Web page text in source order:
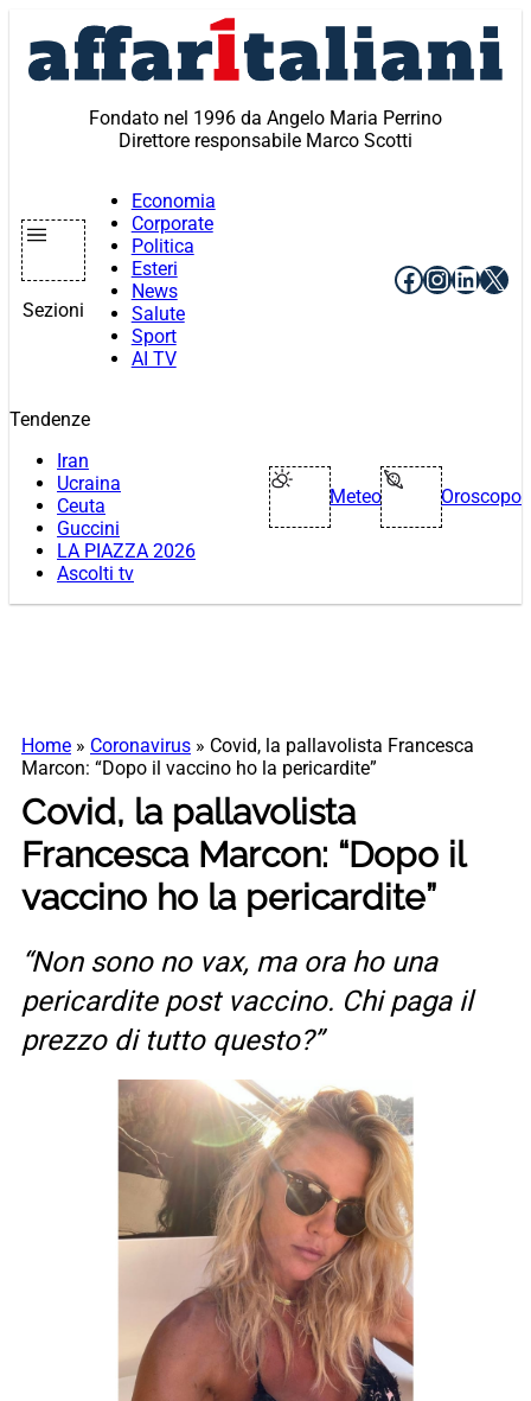
contenuto
Fondato nel 1996 da Angelo Maria Perrino
Direttore responsabile Marco Scotti
Sezioni
Economia
Corporate
Politica
Esteri
News
Salute
Sport
AI TV
Facebook
X
Tendenze
Iran
Ucraina
Ceuta
Guccini
LA PIAZZA 2026
Ascolti tv
Meteo Oroscopo
Home » Coronavirus » Covid, la pallavolista Francesca
Marcon: “Dopo il vaccino ho la pericardite”
Covid, la pallavolista
Francesca Marcon: “Dopo il
vaccino ho la pericardite”
“Non sono no vax, ma ora ho una
pericardite post vaccino. Chi paga il
prezzo di tutto questo?”